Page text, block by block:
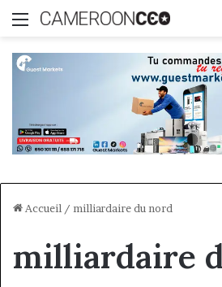
Menu
Accueil / milliardaire du nord
milliardaire